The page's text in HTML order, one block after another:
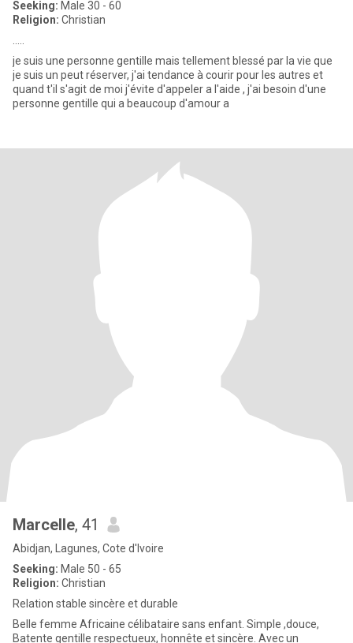
Seeking: Male 30 - 60
Religion: Christian
je suis une personne gentille mais tellement blessé par la vie que
je suis un peut réserver, j'ai tendance à courir pour les autres et
quand t'il s'agit de moi j'évite d'appeler a l'aide , j'ai besoin d'une
personne gentille qui a beaucoup d'amour a
Marcelle, 41
Abidjan, Lagunes, Cote d'Ivoire
Seeking: Male 50 - 65
Religion: Christian
Relation stable sincère et durable
Belle femme Africaine célibataire sans enfant. Simple ,douce,
Batente gentille respectueux, honnête et sincère. Avec un